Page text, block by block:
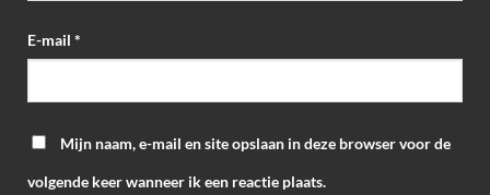
E-mail *
Mijn naam, e-mail en site opslaan in deze browser voor de
volgende keer wanneer ik een reactie plaats.